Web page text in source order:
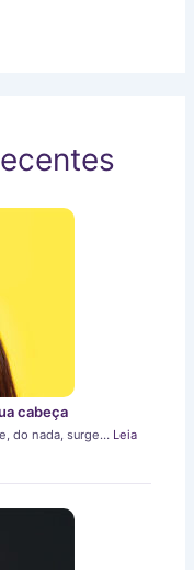
cabeça
do nada, surge… Leia